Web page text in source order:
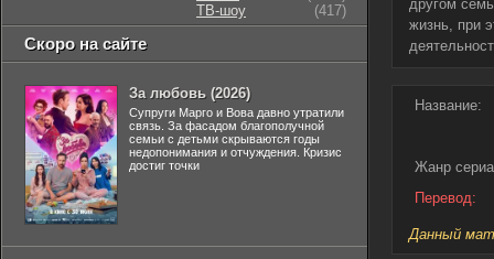
другом
жизнь, при
Название:
Жанр
Перевод:
Данный
ТВ-шоу
(417)
Скоро на сайте
За любовь (2026)
Супруги Марго и Вова давно утратили
связь. За фасадом благополучной
семьи с детьми скрываются годы
недопонимания и отчуждения. Кризис
достиг точки